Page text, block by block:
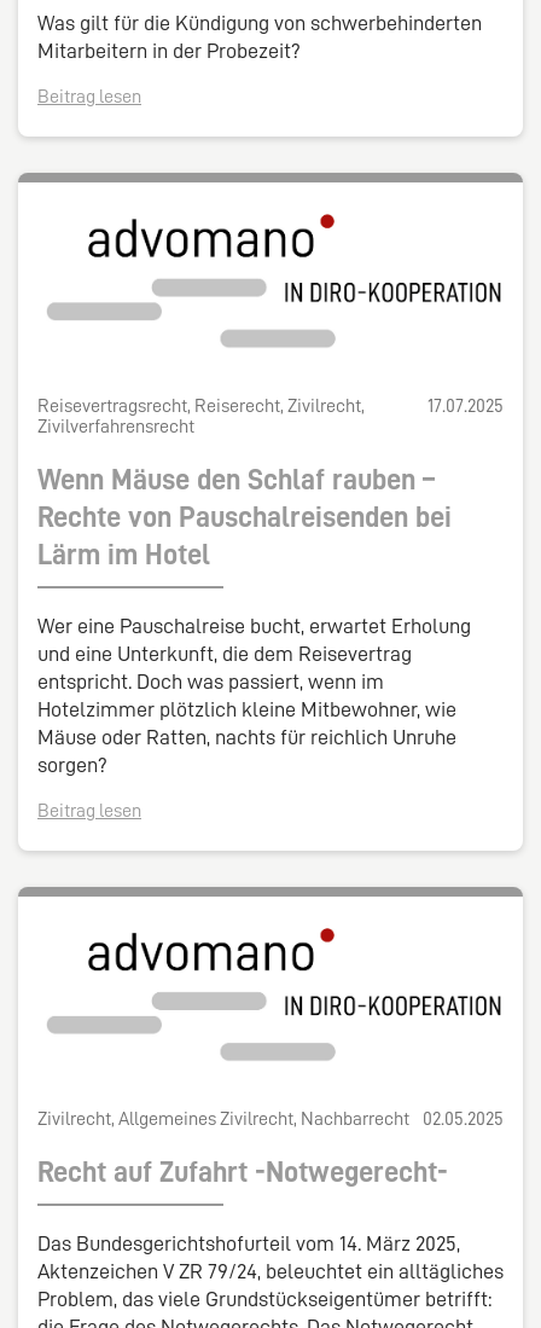
Was gilt für die Kündigung von schwerbehinderten
Mitarbeitern in der Probezeit?
Beitrag lesen
Reisevertragsrecht, Reiserecht, Zivilrecht,
Zivilverfahrensrecht
17.07.2025
Wenn Mäuse den Schlaf rauben –
Rechte von Pauschalreisenden bei
Lärm im Hotel
Wer eine Pauschalreise bucht, erwartet Erholung
und eine Unterkunft, die dem Reisevertrag
entspricht. Doch was passiert, wenn im
Hotelzimmer plötzlich kleine Mitbewohner, wie
Mäuse oder Ratten, nachts für reichlich Unruhe
sorgen?
Beitrag lesen
Zivilrecht, Allgemeines Zivilrecht, Nachbarrecht 02.05.2025
Recht auf Zufahrt -Notwegerecht-
Das Bundesgerichtshofurteil vom 14. März 2025,
Aktenzeichen V ZR 79/24, beleuchtet ein alltägliches
Problem, das viele Grundstückseigentümer betrifft: